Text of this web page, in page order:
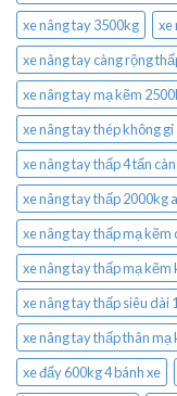
xe nâng tay 3500kg
xe
xe nâng tay càng rộng
xe nâng tay mạ kẽm
xe nâng tay thép không
xe nâng tay thấp 4 tấn
xe nâng tay thấp 2000kg
xe nâng tay thấp mạ kẽm
xe nâng tay thấp mạ kẽm
xe nâng tay thấp siêu dài
xe nâng tay thấp thân
xe đẩy 600kg 4 bánh xe